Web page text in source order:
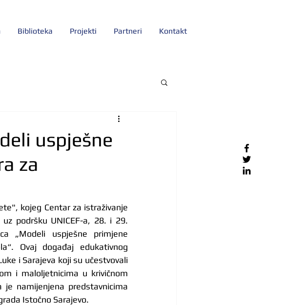
Biblioteka Projekti Partneri Kontakt
uspješne
za
kojeg Centar za istraživanje
podršku UNICEF-a, 28. i 29.
„Modeli uspješne primjene
Ovaj događaj edukativnog
i Sarajeva koji su učestvovali
i maloljetnicima u krivičnom
je namijenjena predstavnicima
Istočno Sarajevo.